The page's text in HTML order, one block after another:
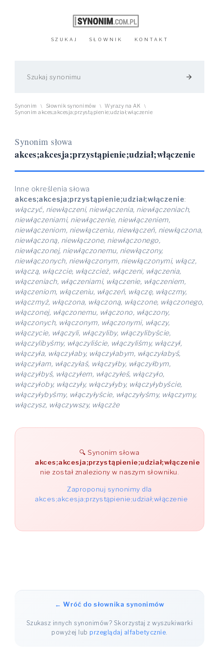
SZUKAJ SŁOWNIK KONTAKT
arrow_forward
Synonim \ Słownik synonimów \ Wyrazy na AK \
Synonim akces;akcesja;przystąpienie;udział;włączenie
Synonim słowa
akces;akcesja;przystąpienie;udział;włączenie
Inne określenia słowa
akces;akcesja;przystąpienie;udział;włączenie:
włączyć, niewłączeni, niewłączenia, niewłączeniach,
niewłączeniami, niewłączenie, niewłączeniem,
niewłączeniom, niewłączeniu, niewłączeń, niewłączona,
niewłączoną, niewłączone, niewłączonego,
niewłączonej, niewłączonemu, niewłączony,
niewłączonych, niewłączonym, niewłączonymi, włącz,
włączą, włączcie, włączcież, włączeni, włączenia,
włączeniach, włączeniami, włączenie, włączeniem,
włączeniom, włączeniu, włączeń, włączę, włączmy,
włączmyż, włączona, włączoną, włączone, włączonego,
włączonej, włączonemu, włączono, włączony,
włączonych, włączonym, włączonymi, włączy,
włączycie, włączyli, włączyliby, włączylibyście,
włączylibyśmy, włączyliście, włączyliśmy, włączył,
włączyła, włączyłaby, włączyłabym, włączyłabyś,
włączyłam, włączyłaś, włączyłby, włączyłbym,
włączyłbyś, włączyłem, włączyłeś, włączyło,
włączyłoby, włączyły, włączyłyby, włączyłybyście,
włączyłybyśmy, włączyłyście, włączyłyśmy, włączymy,
włączysz, włączywszy, włączże
Synonim słowa
akces;akcesja;przystąpienie;udział;włączenie
nie został znaleziony w naszym słowniku.
Zaproponuj synonimy dla
akces;akcesja;przystąpienie;udział;włączenie
← Wróć do słownika synonimów
Szukasz innych synonimów? Skorzystaj z wyszukiwarki
powyżej lubprzeglądaj alfabetycznie.